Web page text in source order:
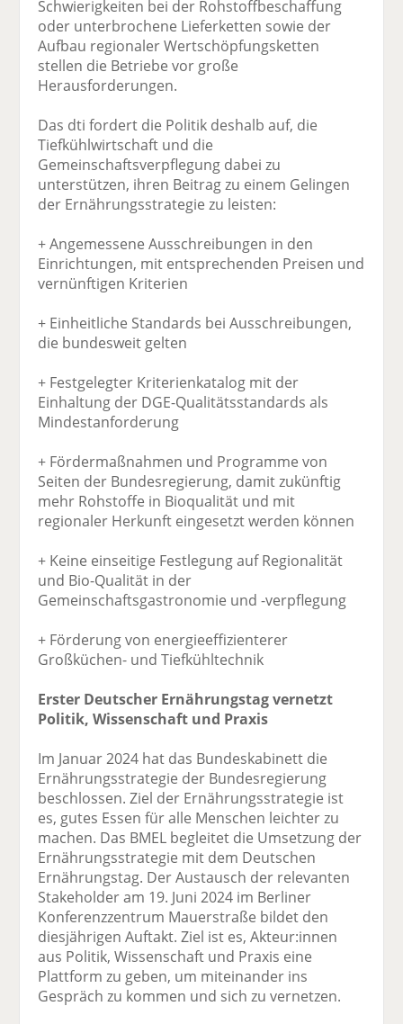
Schwierigkeiten bei der Rohstoffbeschaffung
oder unterbrochene Lieferketten sowie der
Aufbau regionaler Wertschöpfungsketten
stellen die Betriebe vor große
Herausforderungen.
Das dti fordert die Politik deshalb auf, die
Tiefkühlwirtschaft und die
Gemeinschaftsverpflegung dabei zu
unterstützen, ihren Beitrag zu einem Gelingen
der Ernährungsstrategie zu leisten:
+ Angemessene Ausschreibungen in den
Einrichtungen, mit entsprechenden Preisen und
vernünftigen Kriterien
+ Einheitliche Standards bei Ausschreibungen,
die bundesweit gelten
+ Festgelegter Kriterienkatalog mit der
Einhaltung der DGE-Qualitätsstandards als
Mindestanforderung
+ Fördermaßnahmen und Programme von
Seiten der Bundesregierung, damit zukünftig
mehr Rohstoffe in Bioqualität und mit
regionaler Herkunft eingesetzt werden können
+ Keine einseitige Festlegung auf Regionalität
und Bio-Qualität in der
Gemeinschaftsgastronomie und -verpflegung
+ Förderung von energieeffizienterer
Großküchen- und Tiefkühltechnik
Erster Deutscher Ernährungstag vernetzt
Politik, Wissenschaft und Praxis
Im Januar 2024 hat das Bundeskabinett die
Ernährungsstrategie der Bundesregierung
beschlossen. Ziel der Ernährungsstrategie ist
es, gutes Essen für alle Menschen leichter zu
machen. Das BMEL begleitet die Umsetzung der
Ernährungsstrategie mit dem Deutschen
Ernährungstag. Der Austausch der relevanten
Stakeholder am 19. Juni 2024 im Berliner
Konferenzzentrum Mauerstraße bildet den
diesjährigen Auftakt. Ziel ist es, Akteur:innen
aus Politik, Wissenschaft und Praxis eine
Plattform zu geben, um miteinander ins
Gespräch zu kommen und sich zu vernetzen.